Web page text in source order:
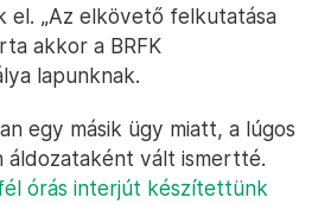
el. „Az elkövető felkutatása
akkor a BRFK
lapunknak.
egy másik ügy miatt, a lúgos
áldozataként vált ismertté.
órás interjút készítettünk